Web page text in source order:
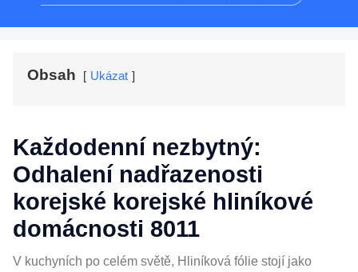
Obsah Ukázat
Každodenní nezbytný:
Odhalení nadřazenosti
korejské korejské hliníkové
domácnosti 8011
V kuchyních po celém světě, Hliníková fólie stojí jako